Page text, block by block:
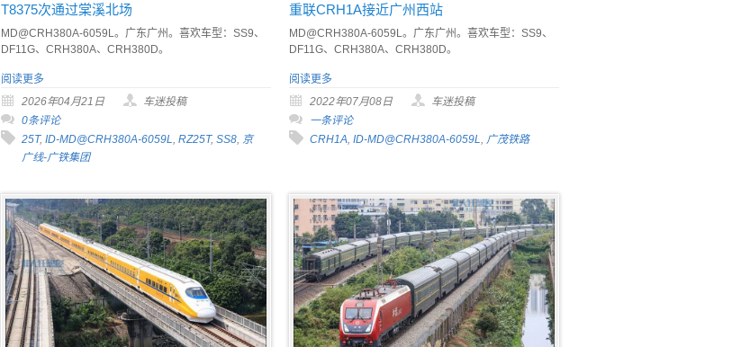
T8375次通过棠溪北场
MD@CRH380A-6059L。广东广州。喜欢车型：SS9、
DF11G、CRH380A、CRH380D。
阅读更多
2026年04月21日
车迷投稿
0条评论
25T, ID-MD@CRH380A-6059L, RZ25T, SS8, 京
广线-广铁集团
重联CRH1A接近广州西站
MD@CRH380A-6059L。广东广州。喜欢车型：SS9、
DF11G、CRH380A、CRH380D。
阅读更多
2022年07月08日
车迷投稿
一条评论
CRH1A, ID-MD@CRH380A-6059L, 广茂铁路